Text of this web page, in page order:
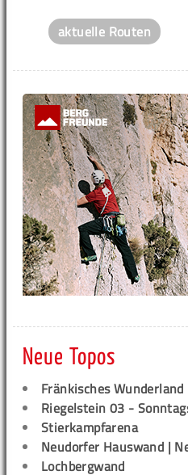
aktuelle Routen
Neue Topos
Fränkisches Wunderland
Riegelstein 03 -
Stierkampfarena
Neudorfer Hauswand |
Lochbergwand